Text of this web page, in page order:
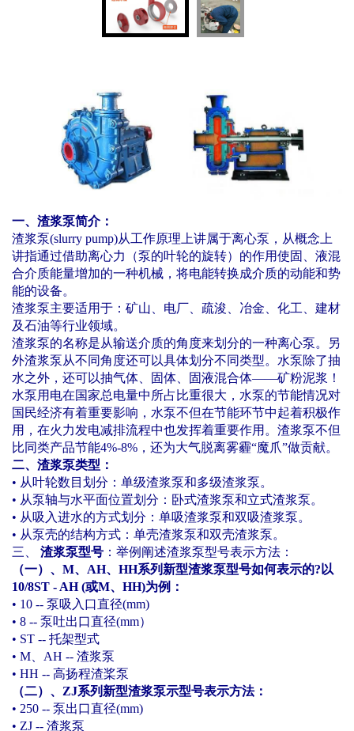
一、渣浆泵简介：
渣浆泵(slurry pump)从工作原理上讲属于离心泵，从概念上
讲指通过借助离心力（泵的叶轮的旋转）的作用使固、液混
合介质能量增加的一种机械，将电能转换成介质的动能和势
能的设备。
渣浆泵主要适用于：矿山、电厂、疏浚、冶金、化工、建材
及石油等行业领域。
渣浆泵的名称是从输送介质的角度来划分的一种离心泵。另
外渣浆泵从不同角度还可以具体划分不同类型。水泵除了抽
水之外，还可以抽气体、固体、固液混合体——矿粉泥浆！
水泵用电在国家总电量中所占比重很大，水泵的节能情况对
国民经济有着重要影响，水泵不但在节能环节中起着积极作
用，在火力发电减排流程中也发挥着重要作用。渣浆泵不但
比同类产品节能4%-8% ，还为大气脱离雾霾“魔爪”做贡献。
二、渣浆泵类型：
• 从叶轮数目划分：单级渣浆泵和多级渣浆泵。
• 从泵轴与水平面位置划分：卧式渣浆泵和立式渣浆泵。
• 从吸入进水的方式划分：单吸渣浆泵和双吸渣浆泵。
• 从泵壳的结构方式：单壳渣浆泵和双壳渣浆泵。
三、
渣浆泵型号 ：举例阐述渣浆泵型号表示方法：
（一）、 M、 AH、 HH系列新型渣浆泵型号如何表示的? 以
10/8ST - AH (或M、 HH)为例：
• 10 -- 泵吸入口直径(mm)
• 8 -- 泵吐出口直径(mm）
• ST -- 托架型式
• M
AH -- 渣浆泵
• HH -- 高扬程渣桨泵
（二）、 ZJ系列新型渣浆泵示型号表示方法：
• 250 -- 泵出口直径(mm)
• ZJ -- 渣浆泵